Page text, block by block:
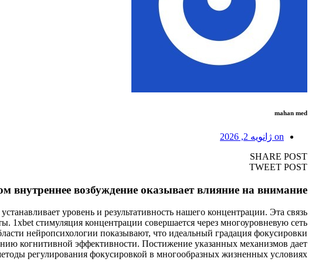
mahan med
on ژانویه 2, 2026
SHARE POST
TWEET POST
внутреннее возбуждение оказывает влияние на внимание
уровень и результативность нашего концентрации. Эта связь
1xbet стимуляция концентрации совершается через многоуровневую сеть
нейропсихологии показывают, что идеальный градация фокусировки
когнитивной эффективности. Постижение указанных механизмов дает
регулирования фокусировкой в многообразных жизненных условиях.